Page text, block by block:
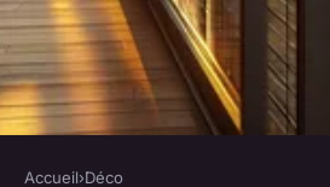
Accueil›Déco